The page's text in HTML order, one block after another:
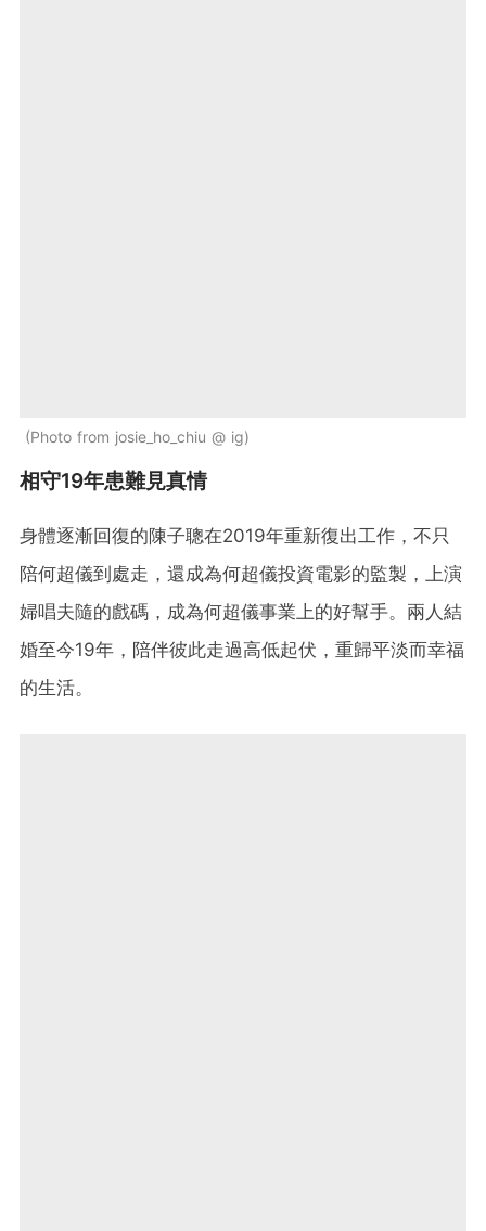
Photo from josie_ho_chiu @ ig
相守19年患難見真情
身體逐漸回復的陳子聰在2019年重新復出工作，不只
陪何超儀到處走，還成為何超儀投資電影的監製，上演
婦唱夫隨的戲碼，成為何超儀事業上的好幫手。兩人結
婚至今19年，陪伴彼此走過高低起伏，重歸平淡而幸福
的生活。